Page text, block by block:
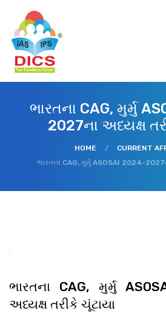
ભારતના CAG, મુર્મુ
2027ના અધ્યક્ષ
HOME / CURRENT
ભારતના CAG, મુર્મુ ASOSAI 2024-
ભારતના CAG, મુર્મુ
અધ્યક્ષ તરીકે ચૂંટાયા